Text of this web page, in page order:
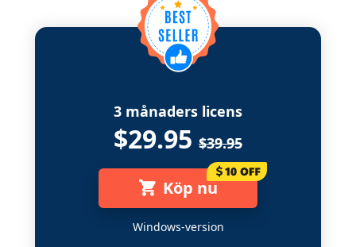
3 månaders licens
$29.95 $39.95
Köp nu
Windows-version